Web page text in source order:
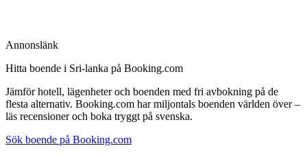
Annonslänk
Hitta boende i Sri-lanka på Booking.com
Jämför hotell, lägenheter och boenden med fri avbokning på de
flesta alternativ. Booking.com har miljontals boenden världen över –
läs recensioner och boka tryggt på svenska.
Sök boende på Booking.com